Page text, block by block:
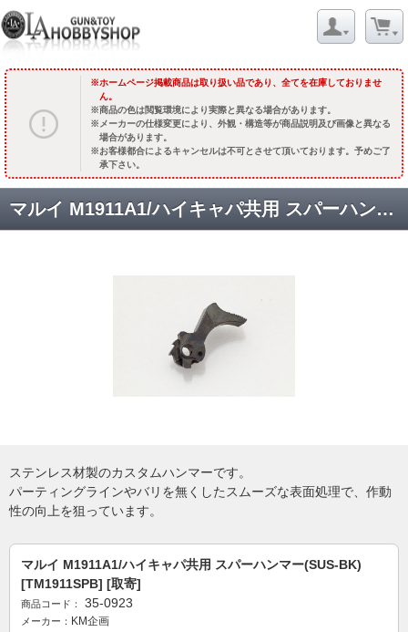
ホームページ掲載商品は取り扱い品であり、全てを在庫しておりませ
ん。
商品の色は閲覧環境により実際と異なる場合があります。
メーカーの仕様変更により、外観・構造等が商品説明及び画像と異なる
場合があります。
お客様都合によるキャンセルは不可とさせて頂いております。予めご了
承下さい。
マルイ M1911A1/ハイキャパ共用 スパーハンマー(SUS-BK)[TM1911SPB] [取寄]
ステンレス材製のカスタムハンマーです。
パーティングラインやバリを無くしたスムーズな表面処理で、作動
性の向上を狙っています。
マルイ M1911A1/ハイキャパ共用 スパーハンマー(SUS-BK)
[TM1911SPB] [取寄]
商品コード： 35-0923
メーカー： KM企画